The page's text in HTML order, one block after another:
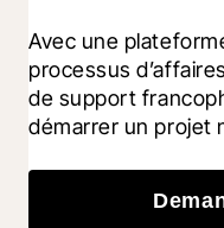
Avec une
processus
de support
démarrer un projet